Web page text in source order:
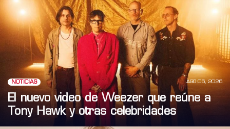
NOTICIAS AGO 06, 2026
El nuevo video de Weezer que reúne a
Tony Hawk y otras celebridades